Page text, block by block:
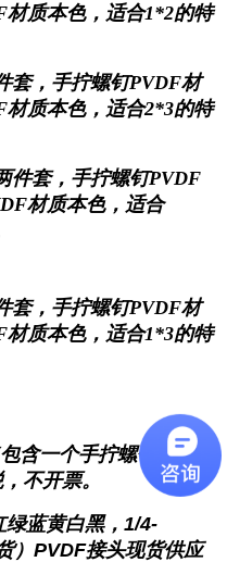
质本色，适合1*2的特
套，手拧螺钉PVDF材
质本色，适合2*3的特
件套，手拧螺钉PVDF
材质本色，适合
套，手拧螺钉PVDF材
质本色，适合1*3的特
含一个手拧螺钉+一个
不开票。
蓝黄白黑，1/4-
）PVDF接头现货供应